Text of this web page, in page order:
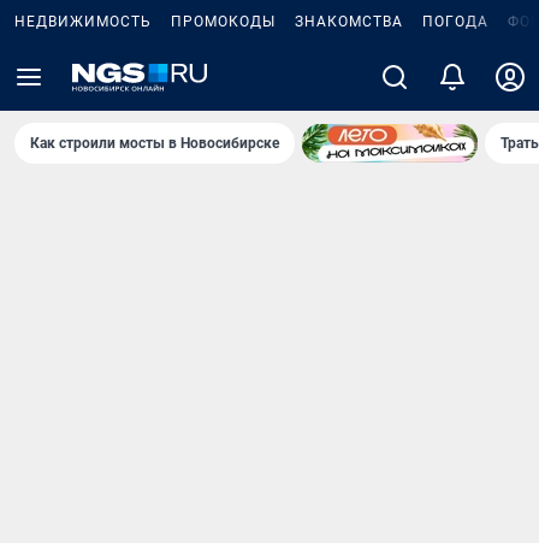
НЕДВИЖИМОСТЬ ПРОМОКОДЫ ЗНАКОМСТВА ПОГОДА
Как строили мосты в Новосибирске